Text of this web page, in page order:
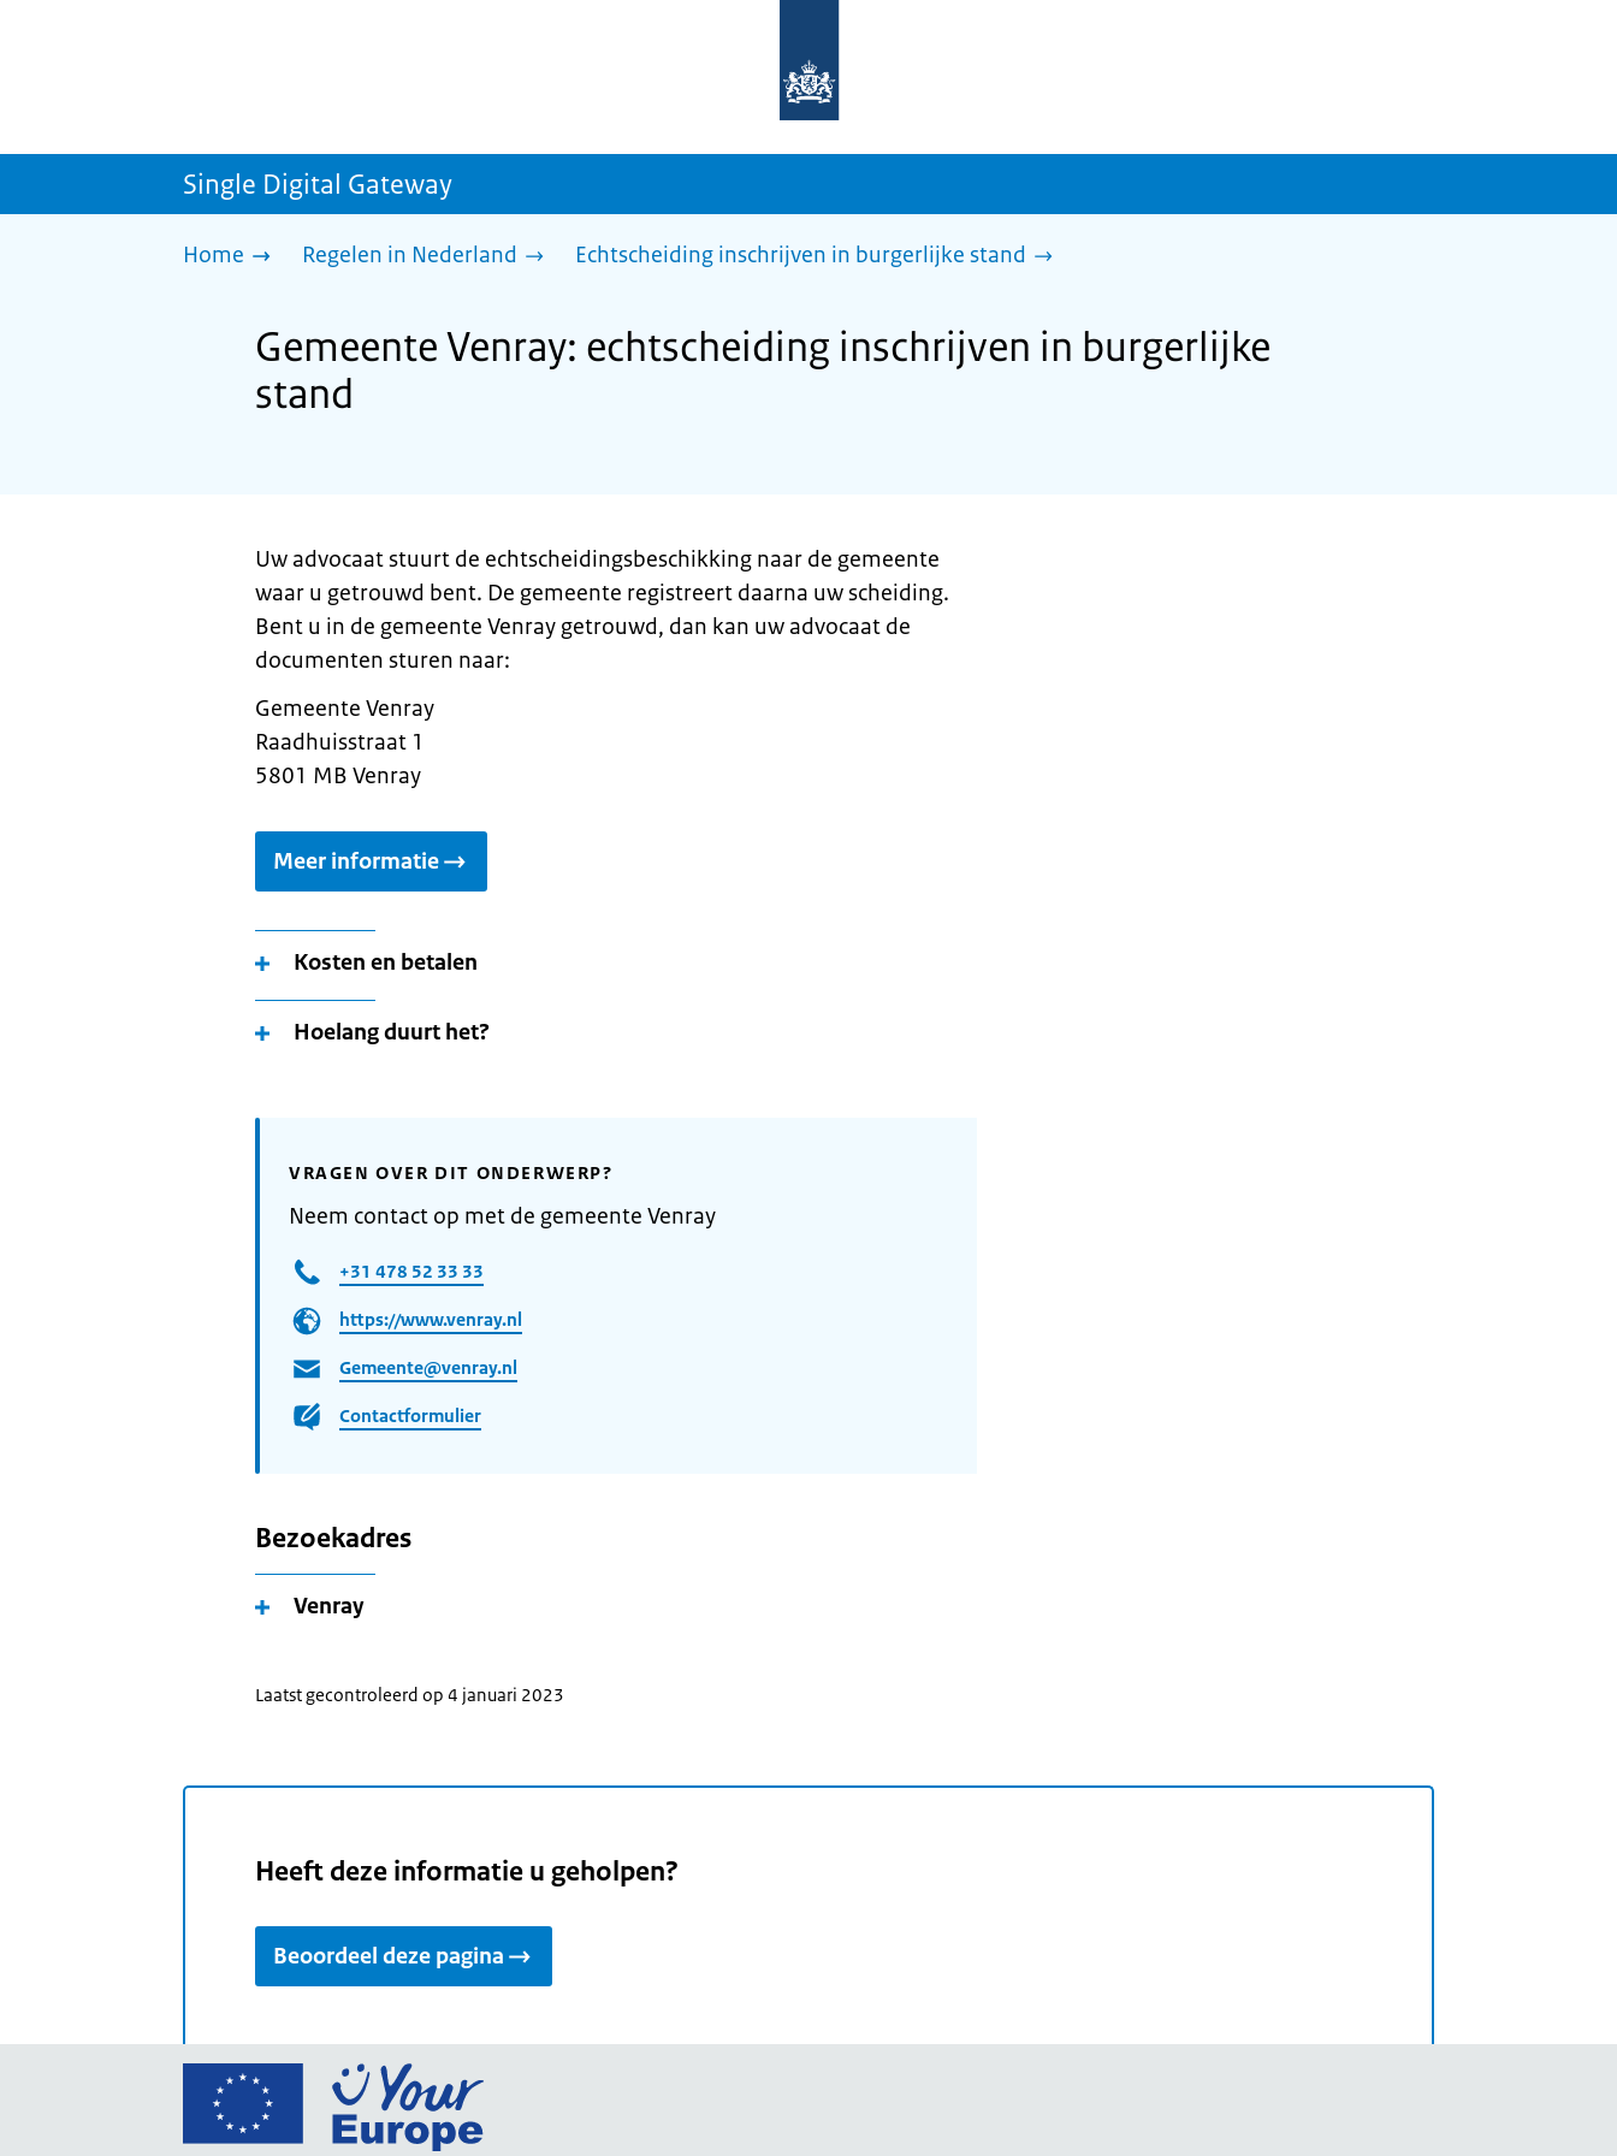
homepage
sdg.rijksoverheid.nl
Single Digital Gateway
Home Regelen in Nederland Echtscheiding inschrijven in burgerlijke stand
Gemeente Venray: echtscheiding inschrijven in burgerlijke
stand
Uw advocaat stuurt de echtscheidingsbeschikking naar de gemeente
waar u getrouwd bent. De gemeente registreert daarna uw scheiding.
Bent u in de gemeente Venray getrouwd, dan kan uw advocaat de
documenten sturen naar:
Gemeente Venray
Raadhuisstraat 1
5801 MB Venray
Meer informatie
Kosten en betalen
Hoelang duurt het?
VRAGEN OVER DIT ONDERWERP?
Neem contact op met de gemeente Venray
+31 478 52 33 33
https://www.venray.nl
Gemeente@venray.nl
Contactformulier
Bezoekadres
Venray
Laatst gecontroleerd op 4 januari 2023
Heeft deze informatie u geholpen?
Beoordeel deze pagina
Ga